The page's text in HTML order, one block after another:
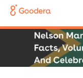
consejos de celebración